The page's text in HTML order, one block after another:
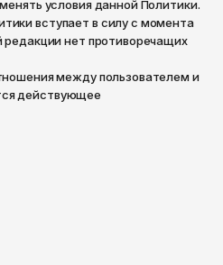
условия данной Политики.
вступает в силу с момента
редакции нет противоречащих
между пользователем и
действующее